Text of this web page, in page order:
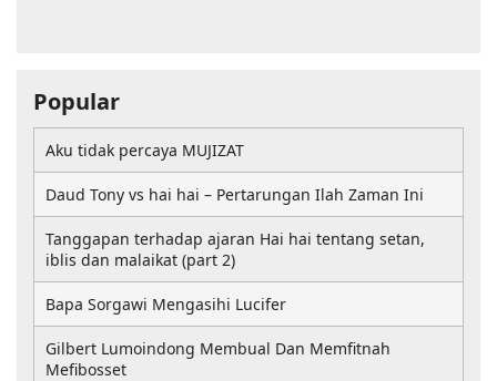
Popular
Aku tidak percaya MUJIZAT
Daud Tony vs hai hai – Pertarungan Ilah Zaman Ini
Tanggapan terhadap ajaran Hai hai tentang setan,
iblis dan malaikat (part 2)
Bapa Sorgawi Mengasihi Lucifer
Gilbert Lumoindong Membual Dan Memfitnah
Mefibosset